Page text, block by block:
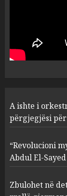
1
2
A ishte i
përgjegjësi
“Revolucioni
Abdul El-
Zbulohet në